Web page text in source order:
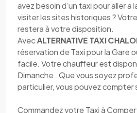
avez besoin d’un taxi pour aller a
visiter les sites historiques ?
restera à votre disposition.
AvecALTERNATIVE TAXI
réservation de Taxi pour la Gare
facile. Votre chauffeur est
Dimanche . Que vous soyez
particulier, vous pouvez compter
Commandez votre Taxi à